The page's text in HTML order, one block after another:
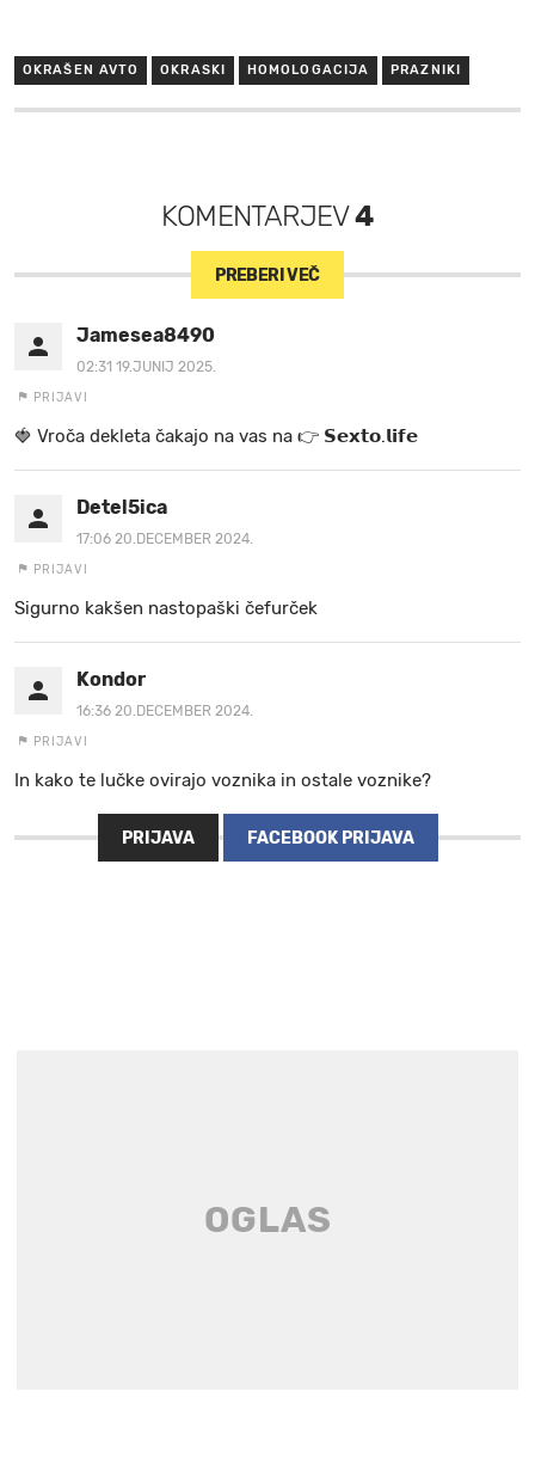
OKRAŠEN AVTO OKRASKI HOMOLOGACIJA PRAZNIKI
KOMENTARJEV4
PREBERI VEČ
Jamesea8490
02:31 19.JUNIJ 2025.
PRIJAVI
🍓 V r o č a d e k l e t a ča k a jo na va s n a 👉 𝗦𝗲𝘅𝘁𝗼.𝗹𝗶𝗳𝗲
Detel5ica
17:06 20.DECEMBER 2024.
PRIJAVI
Sigurno kakšen nastopaški čefurček
Kondor
16:36 20.DECEMBER 2024.
PRIJAVI
In kako te lučke ovirajo voznika in ostale voznike?
PRIJAVA FACEBOOK PRIJAVA